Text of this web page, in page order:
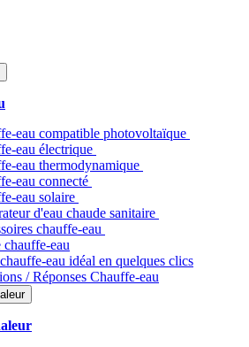
eau compatible photovoltaïque
eau électrique
eau thermodynamique
eau connecté
eau solaire
d'eau chaude sanitaire
chauffe-eau
chauffe-eau
eau idéal en quelques clics
/ Réponses Chauffe-eau